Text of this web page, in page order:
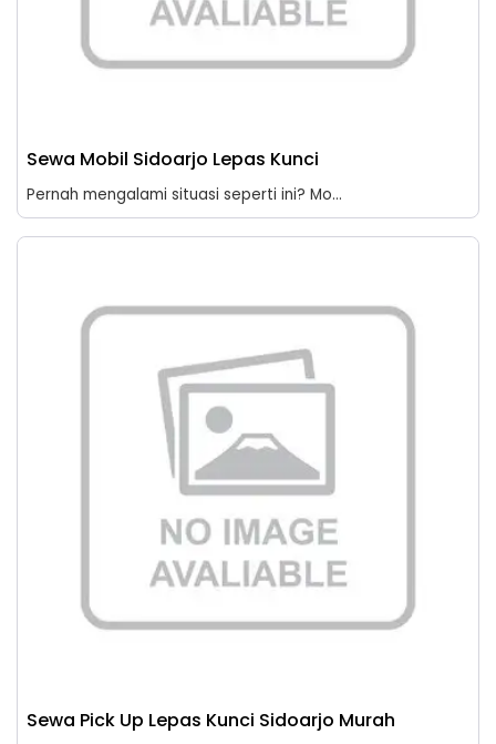
Sewa Mobil Sidoarjo Lepas Kunci
Pernah mengalami situasi seperti ini? Mo...
Sewa Pick Up Lepas Kunci Sidoarjo Murah